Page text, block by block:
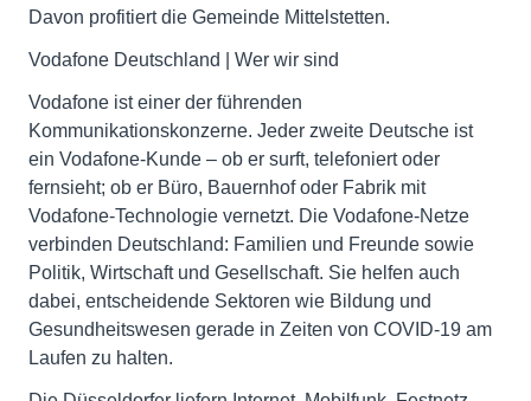
Davon profitiert die Gemeinde Mittelstetten.
Vodafone Deutschland | Wer wir sind
Vodafone ist einer der führenden
Kommunikationskonzerne. Jeder zweite Deutsche ist
ein Vodafone-Kunde – ob er surft, telefoniert oder
fernsieht; ob er Büro, Bauernhof oder Fabrik mit
Vodafone-Technologie vernetzt. Die Vodafone-Netze
verbinden Deutschland: Familien und Freunde sowie
Politik, Wirtschaft und Gesellschaft. Sie helfen auch
dabei, entscheidende Sektoren wie Bildung und
Gesundheitswesen gerade in Zeiten von COVID-19 am
Laufen zu halten.